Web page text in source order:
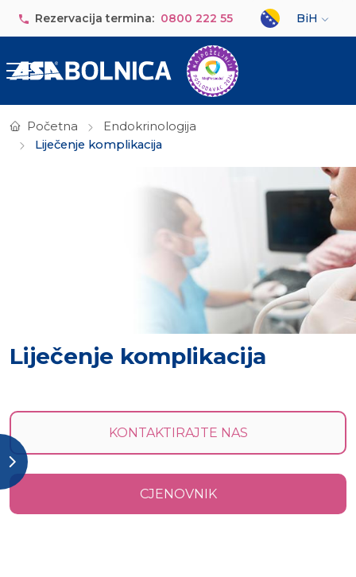
Rezervacija termina: 0800 222 55
Select your
BiH
Početna
Endokrinologija
Liječenje komplikacija
Liječenje komplikacija
KONTAKTIRAJTE NAS
CJENOVNIK